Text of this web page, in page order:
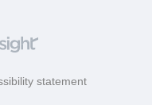
statement